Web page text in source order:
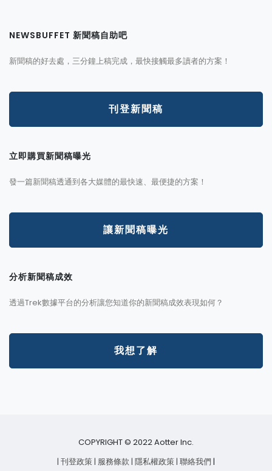
NEWSBUFFET 新聞稿自助吧
新聞稿的好去處，三分鐘上稿完成，最快接觸最多讀者的方案！
刊登新聞稿
立即購買新聞稿曝光
發一篇新聞稿透通到各大媒體的最快速、最便捷的方案！
讓新聞稿曝光
分析新聞稿成效
透過Trek數據平台的分析讓您知道你的新聞稿成效表現如何？
我想了解
COPYRIGHT © 2022 Aotter Inc.
| 刊登政策| 服務條款 | 隱私權政策| 聯絡我們 |